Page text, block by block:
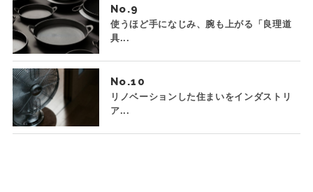
No.
使うほど手になじみ、腕も上がる「良理道
具...
No.
リノベーションした住まいをインダストリ
ア...